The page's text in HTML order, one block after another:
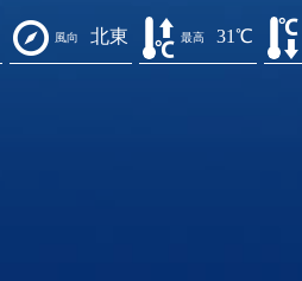
風向 北東 最高 31℃